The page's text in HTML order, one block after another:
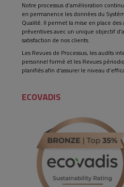
Notre processus d’amélioration
en permanence les données du
Qualité. Il permet la mise en place
préventives avec un unique objectif
satisfaction de nos clients.
Les Revues de Processus, les audits
personnel formé et les Revues
planifiés afin d’assurer le niveau
ECOVADIS